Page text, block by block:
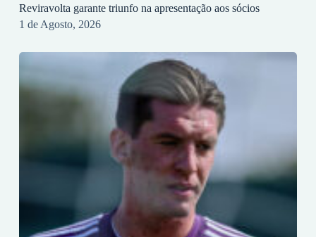
Reviravolta garante triunfo na apresentação aos sócios
1 de Agosto, 2026